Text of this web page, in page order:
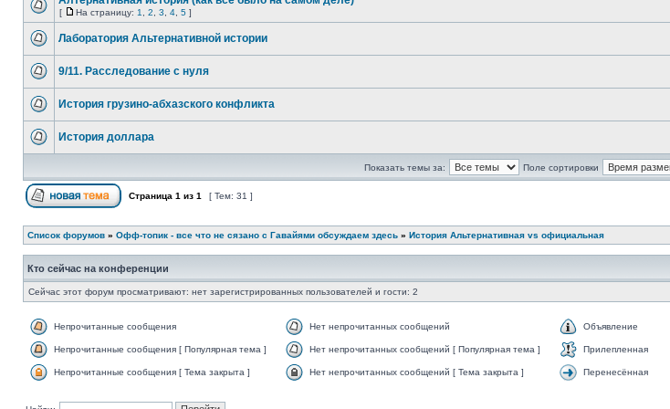
[ На страницу: 1 2 3 4 5 ]
Лаборатория Альтернативной истории
9/11. Расследование с нуля
История грузино-абхазского конфликта
История доллара
Показать темы за: Поле сортировки
Страница 1 из 1 [ Тем: 31 ]
Список форумов » Офф-топик - все что не сязано с Гавайями обсуждаем здесь » История Альтернативная vs официальная
Кто сейчас на конференции
Сейчас этот форум просматривают: нет зарегистрированных пользователей и гости: 2
Непрочитанные сообщения Нет непрочитанных сообщений Объявление
Непрочитанные сообщения [ Популярная тема ] Нет непрочитанных сообщений [ Популярная тема ] Прилепленная
Непрочитанные сообщения [ Тема закрыта ] Нет непрочитанных сообщений [ Тема закрыта ] Перенесённая